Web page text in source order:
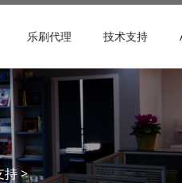
乐刷代理 技术支持
持>